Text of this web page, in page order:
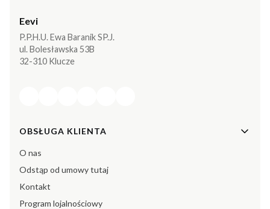
Eevi
P.P.H.U. Ewa Baranik SP.J.
ul. Bolesławska 53B
32-310 Klucze
Linki w stopce
OBSŁUGA KLIENTA
O nas
Odstąp od umowy tutaj
Kontakt
Program lojalnościowy